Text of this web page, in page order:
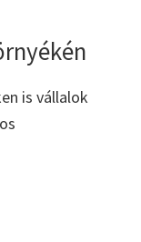
is vállalok